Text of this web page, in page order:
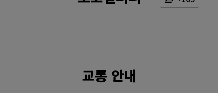
교통 안내